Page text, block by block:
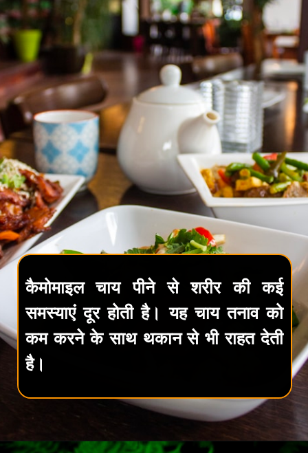
कैमोमाइल चाय पीने से शरीर की कई
समस्याएं दूर होती है। यह चाय तनाव को
कम करने के साथ थकान से भी राहत देती
है।